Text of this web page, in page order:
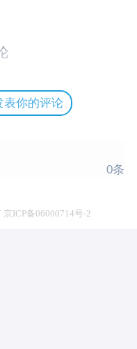
表你的评论
0条
ICP备06000714号-2